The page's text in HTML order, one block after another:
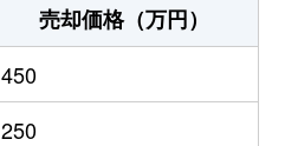
売却価格（万円）
450
250